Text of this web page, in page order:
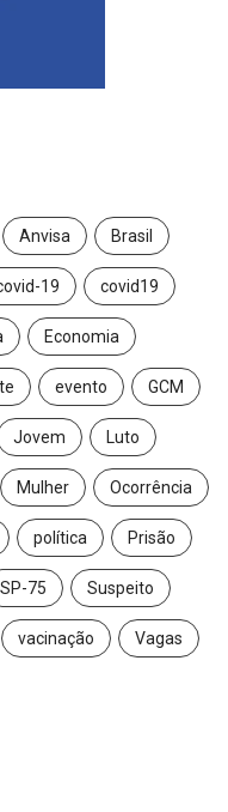
Anvisa Brasil
19 covid19
Economia
evento GCM
Jovem Luto
Mulher Ocorrência
política Prisão
SP-75 Suspeito
vacinação Vagas